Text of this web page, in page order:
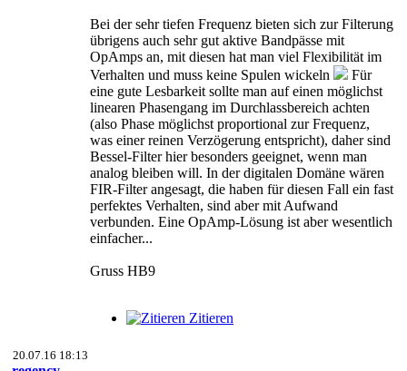
Bei der sehr tiefen Frequenz bieten sich zur Filterung
übrigens auch sehr gut aktive Bandpässe mit
OpAmps an, mit diesen hat man viel Flexibilität im
Verhalten und muss keine Spulen wickeln
Für
eine gute Lesbarkeit sollte man auf einen möglichst
linearen Phasengang im Durchlassbereich achten
(also Phase möglichst proportional zur Frequenz,
was einer reinen Verzögerung entspricht), daher sind
Bessel-Filter hier besonders geeignet, wenn man
analog bleiben will. In der digitalen Domäne wären
FIR-Filter angesagt, die haben für diesen Fall ein fast
perfektes Verhalten, sind aber mit Aufwand
verbunden. Eine OpAmp-Lösung ist aber wesentlich
einfacher...
Gruss HB9
Zitieren
20.07.16 18:13